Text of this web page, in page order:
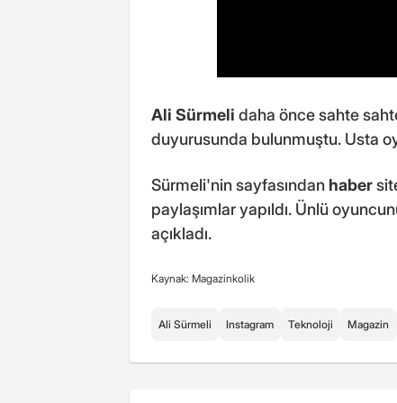
Ali Sürmeli daha önce sahte
duyurusunda bulunmuştu. Usta
Sürmeli'nin sayfasından haber
paylaşımlar yapıldı. Ünlü
açıkladı.
Kaynak: Magazinkolik
Ali Sürmeli Instagram Teknoloji Magazin